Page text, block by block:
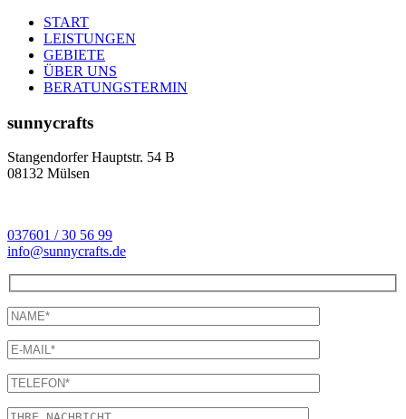
START
LEISTUNGEN
GEBIETE
ÜBER UNS
BERATUNGSTERMIN
sunnycrafts
Stangendorfer Hauptstr. 54 B
08132 Mülsen
037601 / 30 56 99
info@sunnycrafts.de